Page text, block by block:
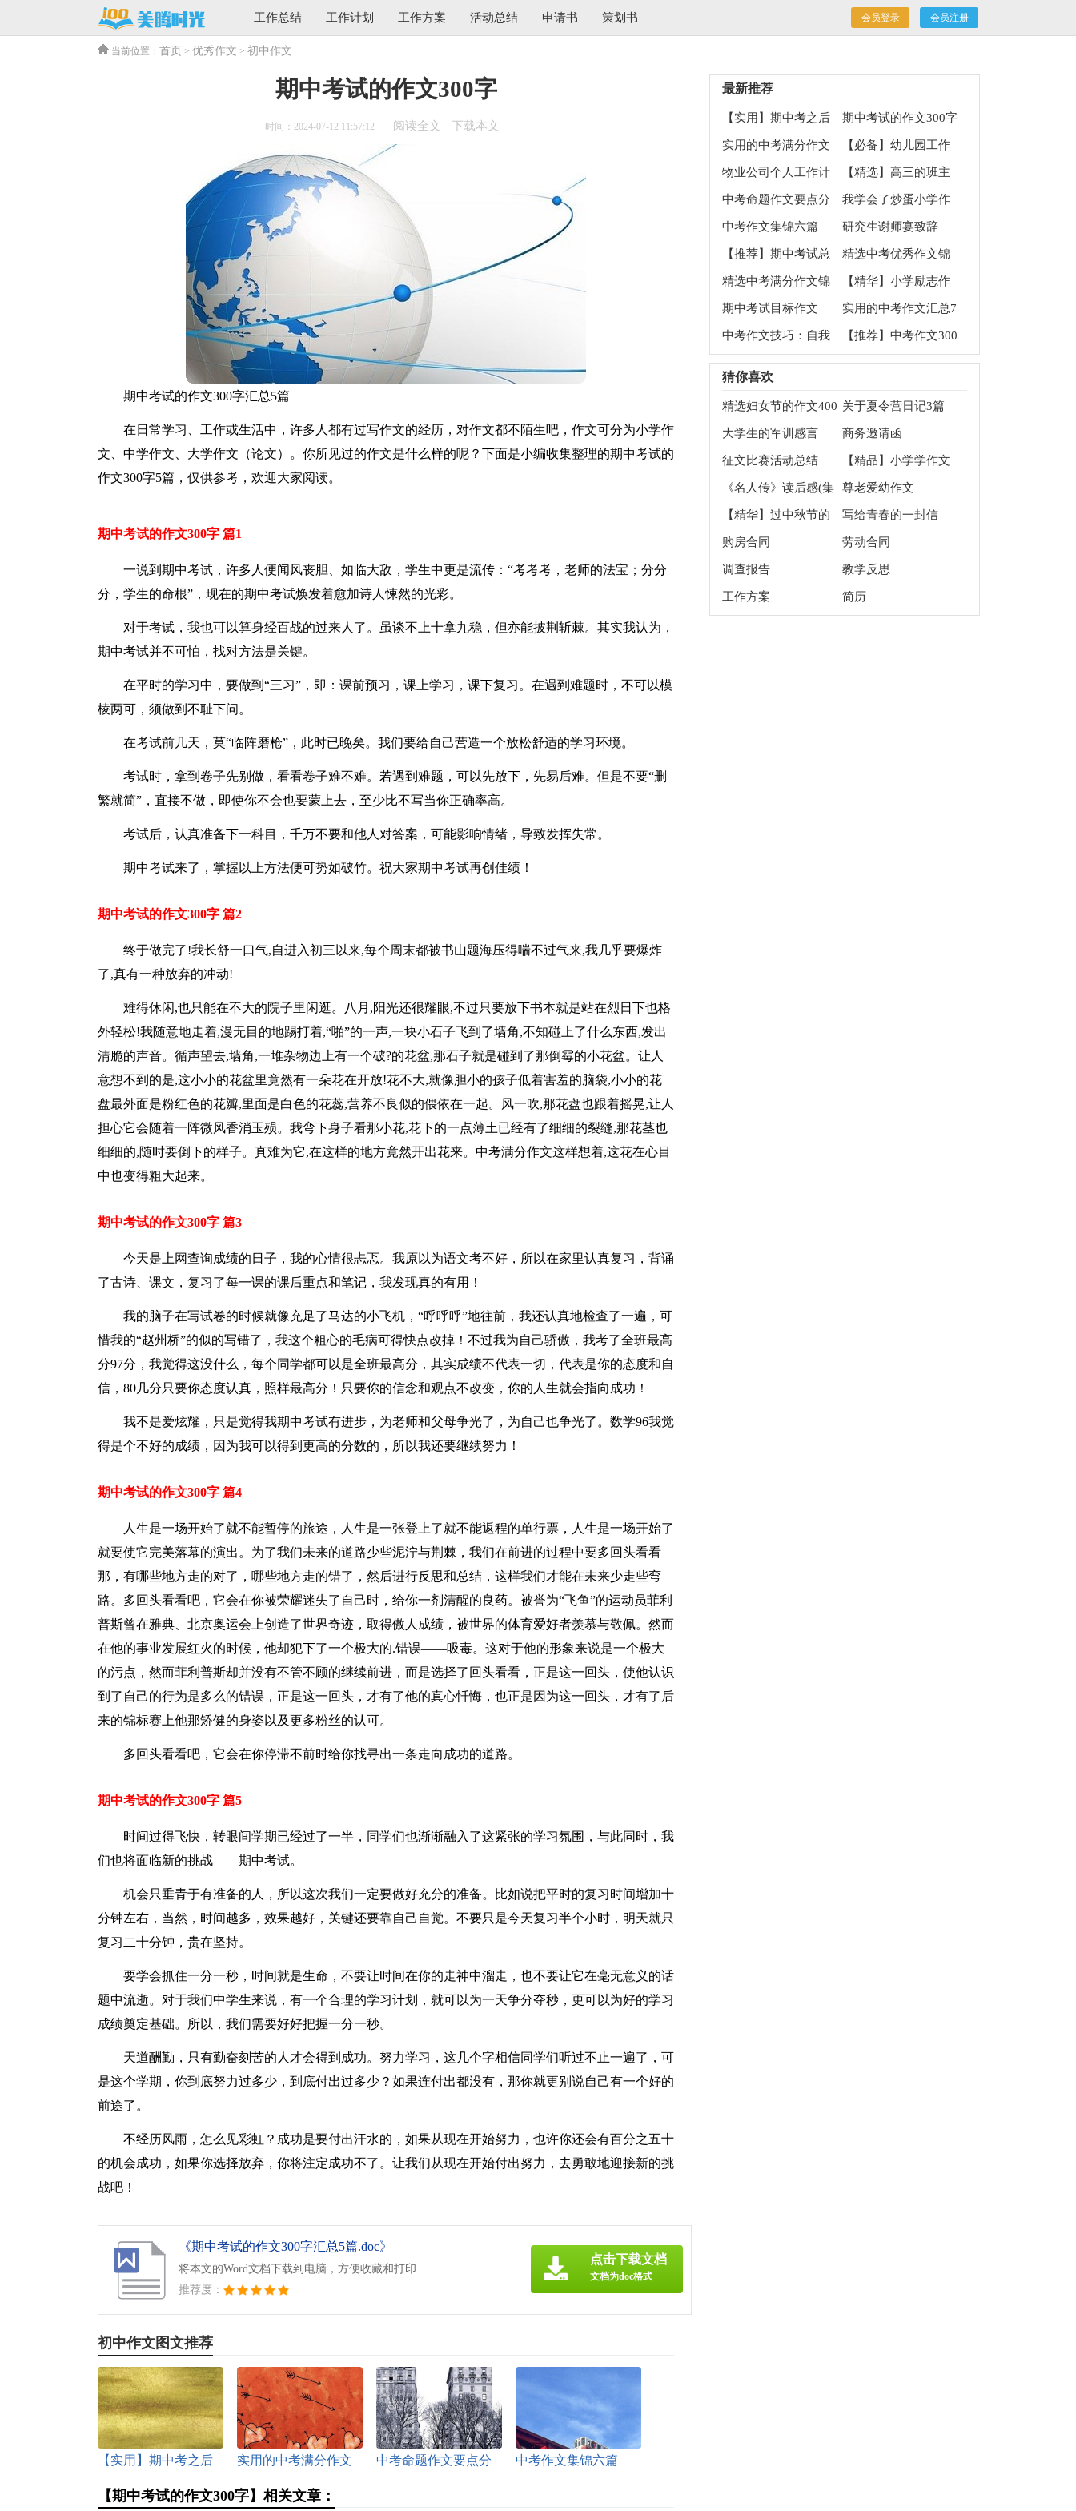
工作总结 工作计划 工作方案 活动总结 申请书 策划书 会员登录 会员注册
当前位置： 首页 > 优秀作文 > 初中作文
期中考试的作文300字
时间：2024-07-12 11:57:12 阅读全文 下载本文
期中考试的作文300字汇总5篇
在日常学习、工作或生活中，许多人都有过写作文的经历，对作文都不陌生吧，作文可分为小学作
文、中学作文、大学作文（论文）。你所见过的作文是什么样的呢？下面是小编收集整理的期中考试的
作文300字5篇，仅供参考，欢迎大家阅读。
期中考试的作文300字 篇1
一说到期中考试，许多人便闻风丧胆、如临大敌，学生中更是流传：“考考考，老师的法宝；分分
分，学生的命根”，现在的期中考试焕发着愈加诗人悚然的光彩。
对于考试，我也可以算身经百战的过来人了。虽谈不上十拿九稳，但亦能披荆斩棘。其实我认为，
期中考试并不可怕，找对方法是关键。
在平时的学习中，要做到“三习”，即：课前预习，课上学习，课下复习。在遇到难题时，不可以模
棱两可，须做到不耻下问。
在考试前几天，莫“临阵磨枪”，此时已晚矣。我们要给自己营造一个放松舒适的学习环境。
考试时，拿到卷子先别做，看看卷子难不难。若遇到难题，可以先放下，先易后难。但是不要“删
繁就简”，直接不做，即使你不会也要蒙上去，至少比不写当你正确率高。
考试后，认真准备下一科目，千万不要和他人对答案，可能影响情绪，导致发挥失常。
期中考试来了，掌握以上方法便可势如破竹。祝大家期中考试再创佳绩！
期中考试的作文300字 篇2
终于做完了!我长舒一口气,自进入初三以来,每个周末都被书山题海压得喘不过气来,我几乎要爆炸
了,真有一种放弃的冲动!
难得休闲,也只能在不大的院子里闲逛。八月,阳光还很耀眼,不过只要放下书本就是站在烈日下也格
外轻松!我随意地走着,漫无目的地踢打着,“啪”的一声,一块小石子飞到了墙角,不知碰上了什么东西,发出
清脆的声音。循声望去,墙角,一堆杂物边上有一个破?的花盆,那石子就是碰到了那倒霉的小花盆。让人
意想不到的是,这小小的花盆里竟然有一朵花在开放!花不大,就像胆小的孩子低着害羞的脑袋,小小的花
盘最外面是粉红色的花瓣,里面是白色的花蕊,营养不良似的偎依在一起。风一吹,那花盘也跟着摇晃,让人
担心它会随着一阵微风香消玉殒。我弯下身子看那小花,花下的一点薄土已经有了细细的裂缝,那花茎也
细细的,随时要倒下的样子。真难为它,在这样的地方竟然开出花来。中考满分作文这样想着,这花在心目
中也变得粗大起来。
期中考试的作文300字 篇3
今天是上网查询成绩的日子，我的心情很忐忑。我原以为语文考不好，所以在家里认真复习，背诵
了古诗、课文，复习了每一课的课后重点和笔记，我发现真的有用！
我的脑子在写试卷的时候就像充足了马达的小飞机，“呼呼呼”地往前，我还认真地检查了一遍，可
惜我的“赵州桥”的似的写错了，我这个粗心的毛病可得快点改掉！不过我为自己骄傲，我考了全班最高
分97分，我觉得这没什么，每个同学都可以是全班最高分，其实成绩不代表一切，代表是你的态度和自
信，80几分只要你态度认真，照样最高分！只要你的信念和观点不改变，你的人生就会指向成功！
我不是爱炫耀，只是觉得我期中考试有进步，为老师和父母争光了，为自己也争光了。数学96我觉
得是个不好的成绩，因为我可以得到更高的分数的，所以我还要继续努力！
期中考试的作文300字 篇4
人生是一场开始了就不能暂停的旅途，人生是一张登上了就不能返程的单行票，人生是一场开始了
就要使它完美落幕的演出。为了我们未来的道路少些泥泞与荆棘，我们在前进的过程中要多回头看看
那，有哪些地方走的对了，哪些地方走的错了，然后进行反思和总结，这样我们才能在未来少走些弯
路。多回头看看吧，它会在你被荣耀迷失了自己时，给你一剂清醒的良药。被誉为“飞鱼”的运动员菲利
普斯曾在雅典、北京奥运会上创造了世界奇迹，取得傲人成绩，被世界的体育爱好者羡慕与敬佩。然而
在他的事业发展红火的时候，他却犯下了一个极大的.错误——吸毒。这对于他的形象来说是一个极大
的污点，然而菲利普斯却并没有不管不顾的继续前进，而是选择了回头看看，正是这一回头，使他认识
到了自己的行为是多么的错误，正是这一回头，才有了他的真心忏悔，也正是因为这一回头，才有了后
来的锦标赛上他那矫健的身姿以及更多粉丝的认可。
多回头看看吧，它会在你停滞不前时给你找寻出一条走向成功的道路。
期中考试的作文300字 篇5
时间过得飞快，转眼间学期已经过了一半，同学们也渐渐融入了这紧张的学习氛围，与此同时，我
们也将面临新的挑战——期中考试。
机会只垂青于有准备的人，所以这次我们一定要做好充分的准备。比如说把平时的复习时间增加十
分钟左右，当然，时间越多，效果越好，关键还要靠自己自觉。不要只是今天复习半个小时，明天就只
复习二十分钟，贵在坚持。
要学会抓住一分一秒，时间就是生命，不要让时间在你的走神中溜走，也不要让它在毫无意义的话
题中流逝。对于我们中学生来说，有一个合理的学习计划，就可以为一天争分夺秒，更可以为好的学习
成绩奠定基础。所以，我们需要好好把握一分一秒。
天道酬勤，只有勤奋刻苦的人才会得到成功。努力学习，这几个字相信同学们听过不止一遍了，可
是这个学期，你到底努力过多少，到底付出过多少？如果连付出都没有，那你就更别说自己有一个好的
前途了。
不经历风雨，怎么见彩虹？成功是要付出汗水的，如果从现在开始努力，也许你还会有百分之五十
的机会成功，如果你选择放弃，你将注定成功不了。让我们从现在开始付出努力，去勇敢地迎接新的挑
战吧！
《期中考试的作文300字汇总5篇.doc》
将本文的Word文档下载到电脑，方便收藏和打印
推荐度：
点击下载文档
文档为doc格式
初中作文图文推荐
【实用】期中考之后
实用的中考满分作文
中考命题作文要点分
中考作文集锦六篇
【期中考试的作文300字】相关文章：
最新推荐
【实用】期中考之后
作文三篇
期中考试的作文300字
汇总5篇
实用的中考满分作文
400字6篇
【必备】幼儿园工作
计划十篇
物业公司个人工作计
划
【精选】高三的班主
任工作计划四篇
中考命题作文要点分
析
我学会了炒蛋小学作
文
中考作文集锦六篇 研究生谢师宴致辞
【推荐】期中考试总
结作文300字四篇
精选中考优秀作文锦
集九篇
精选中考满分作文锦
集7篇
【精华】小学励志作
文合集9篇
期中考试目标作文
实用的中考作文汇总7
篇
中考作文技巧：自我
【推荐】中考作文300
猜你喜欢
精选妇女节的作文400
字锦集七篇
关于夏令营日记3篇
大学生的军训感言 商务邀请函
征文比赛活动总结
【精品】小学学作文
400字3篇
《名人传》读后感(集
锦15篇)
尊老爱幼作文
【精华】过中秋节的
作文400字三篇
写给青春的一封信
购房合同 劳动合同
调查报告 教学反思
工作方案 简历